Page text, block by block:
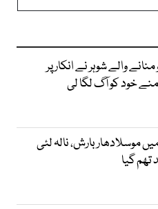
والے شوہر نے انکار پر
خود کو آگ لگا لی
موسلادھار بارش، نالہ لئی
گیا